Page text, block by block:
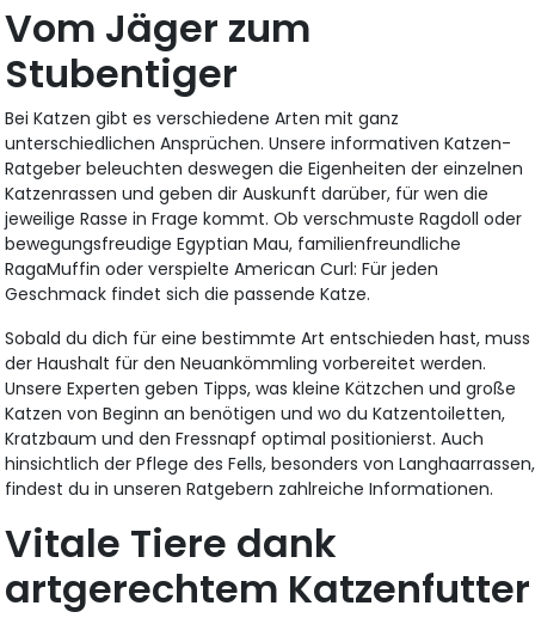
Vom Jäger zum
Stubentiger
Bei Katzen gibt es verschiedene Arten mit ganz
unterschiedlichen Ansprüchen. Unsere informativen Katzen-
Ratgeber beleuchten deswegen die Eigenheiten der einzelnen
Katzenrassen und geben dir Auskunft darüber, für wen die
jeweilige Rasse in Frage kommt. Ob verschmuste Ragdoll oder
bewegungsfreudige Egyptian Mau, familienfreundliche
RagaMuffin oder verspielte American Curl: Für jeden
Geschmack findet sich die passende Katze.
Sobald du dich für eine bestimmte Art entschieden hast, muss
der Haushalt für den Neuankömmling vorbereitet werden.
Unsere Experten geben Tipps, was kleine Kätzchen und große
Katzen von Beginn an benötigen und wo du Katzentoiletten,
Kratzbaum und den Fressnapf optimal positionierst. Auch
hinsichtlich der Pflege des Fells, besonders von Langhaarrassen,
findest du in unseren Ratgebern zahlreiche Informationen.
Vitale Tiere dank
artgerechtem Katzenfutter